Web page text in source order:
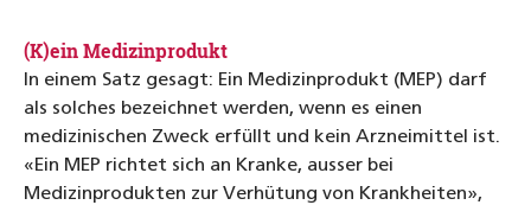
(K)ein Medizinprodukt
In einem Satz gesagt: Ein Medizinprodukt (MEP) darf
als solches bezeichnet werden, wenn es einen
medizinischen Zweck erfüllt und kein Arzneimittel ist.
«Ein MEP richtet sich an Kranke, ausser bei
Medizinprodukten zur Verhütung von Krankheiten»,